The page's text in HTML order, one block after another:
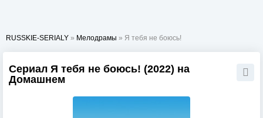
RUSSKIE-SERIALY » Мелодрамы » Я тебя не боюсь!
Сериал Я тебя не боюсь! (2022) на
Домашнем